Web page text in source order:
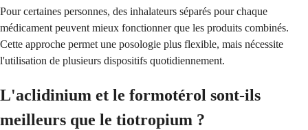
Pour certaines personnes, des inhalateurs séparés pour chaque
médicament peuvent mieux fonctionner que les produits combinés.
Cette approche permet une posologie plus flexible, mais nécessite
l'utilisation de plusieurs dispositifs quotidiennement.
L'aclidinium et le formotérol sont-ils
meilleurs que le tiotropium ?